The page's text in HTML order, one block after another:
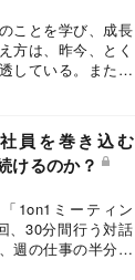
ことを学び、成長
方は、昨今、とく
している。また、
を構築する企業も
員を巻き込む
けるのか？
1on1ミーティン
、30分間行う対話
週の仕事の半分近
あるという、この